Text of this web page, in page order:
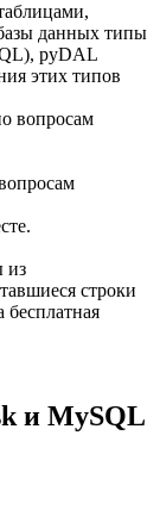
данных типы
pyDAL
этих типов
из
строки
и MySQL